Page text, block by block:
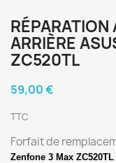
RÉPARATION
ARRIÈRE
ZC520TL
59,00 €
TTC
Forfait de
Zenfone 3 Max ZC520TL